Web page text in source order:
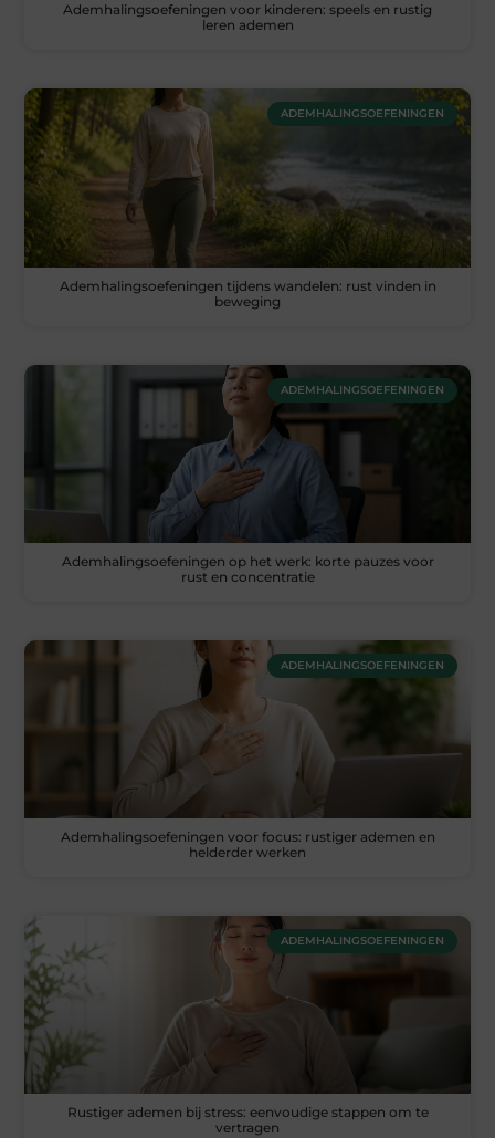
Ademhalingsoefeningen voor kinderen: speels en rustig
leren ademen
ADEMHALINGSOEFENINGEN
Ademhalingsoefeningen tijdens wandelen: rust vinden in
beweging
ADEMHALINGSOEFENINGEN
Ademhalingsoefeningen op het werk: korte pauzes voor
rust en concentratie
ADEMHALINGSOEFENINGEN
Ademhalingsoefeningen voor focus: rustiger ademen en
helderder werken
ADEMHALINGSOEFENINGEN
Rustiger ademen bij stress: eenvoudige stappen om te
vertragen